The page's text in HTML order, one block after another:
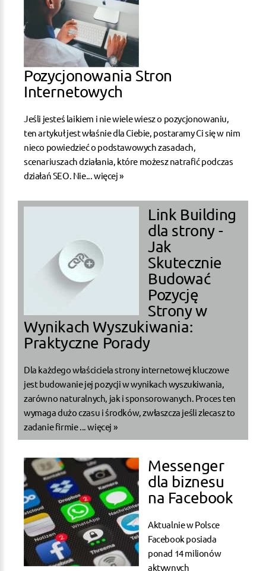
Pozycjonowania Stron
Internetowych
Jeśli jesteś laikiem i nie wiele wiesz o pozycjonowaniu,
ten artykuł jest właśnie dla Ciebie, postaramy Ci się w nim
nieco powiedzieć o podstawowych zasadach,
scenariuszach działania, które możesz natrafić podczas
działań SEO. Nie... więcej »
Link Building
dla strony -
Jak
Skutecznie
Budować
Pozycję
Strony w
Wynikach Wyszukiwania:
Praktyczne Porady
Dla każdego właściciela strony internetowej kluczowe
jest budowanie jej pozycji w wynikach wyszukiwania,
zarówno naturalnych, jak i sponsorowanych. Proces ten
wymaga dużo czasu i środków, zwłaszcza jeśli zlecasz to
zadanie firmie ...więcej »
Messenger
dla biznesu
na Facebook
Aktualnie w Polsce
Facebook posiada
ponad 14 milionów
aktywnych